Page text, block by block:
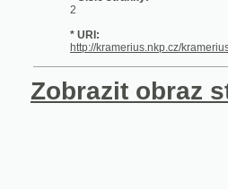
* URI:
Zobrazit obraz